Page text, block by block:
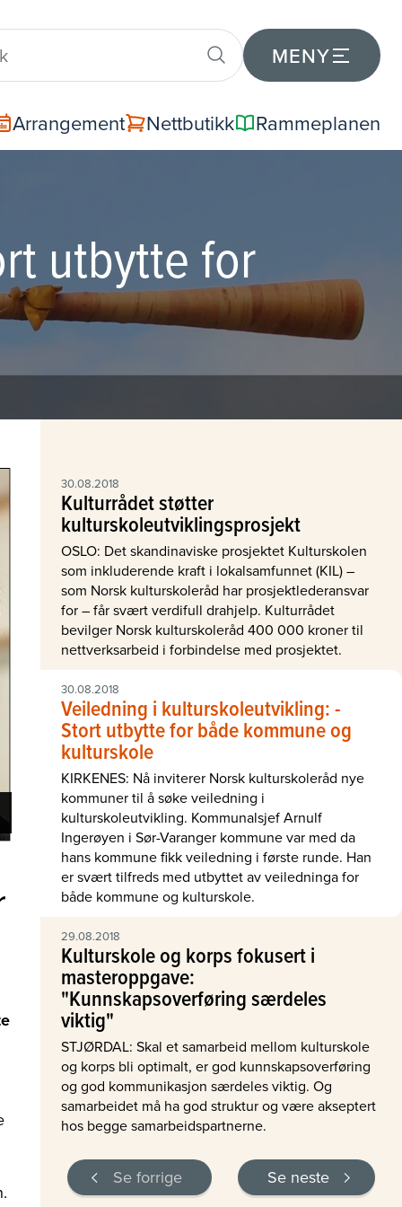
MENY
Arrangement Nettbutikk Rammeplanen
utbytte for
30.08.2018
Kulturrådet støtter
kulturskoleutviklingsprosjekt
OSLO: Det skandinaviske prosjektet Kulturskolen
som inkluderende kraft i lokalsamfunnet (KIL) –
som Norsk kulturskoleråd har prosjektlederansvar
for – får svært verdifull drahjelp. Kulturrådet
bevilger Norsk kulturskoleråd 400 000 kroner til
nettverksarbeid i forbindelse med prosjektet.
30.08.2018
Veiledning i kulturskoleutvikling: -
Stort utbytte for både kommune og
kulturskole
KIRKENES: Nå inviterer Norsk kulturskoleråd nye
kommuner til å søke veiledning i
kulturskoleutvikling. Kommunalsjef Arnulf
Ingerøyen i Sør-Varanger kommune var med da
hans kommune fikk veiledning i første runde. Han
er svært tilfreds med utbyttet av veiledninga for
både kommune og kulturskole.
29.08.2018
Kulturskole og korps fokusert i
masteroppgave:
"Kunnskapsoverføring særdeles
viktig"
STJØRDAL: Skal et samarbeid mellom kulturskole
og korps bli optimalt, er god kunnskapsoverføring
og god kommunikasjon særdeles viktig. Og
samarbeidet må ha god struktur og være akseptert
hos begge samarbeidspartnerne.
Se forrige Se neste